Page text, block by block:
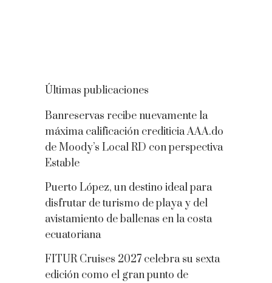
Últimas publicaciones
Banreservas recibe nuevamente la
máxima calificación crediticia AAA.do
de Moody’s Local RD con perspectiva
Estable
Puerto López, un destino ideal para
disfrutar de turismo de playa y del
avistamiento de ballenas en la costa
ecuatoriana
FITUR Cruises 2027 celebra su sexta
edición como el gran punto de